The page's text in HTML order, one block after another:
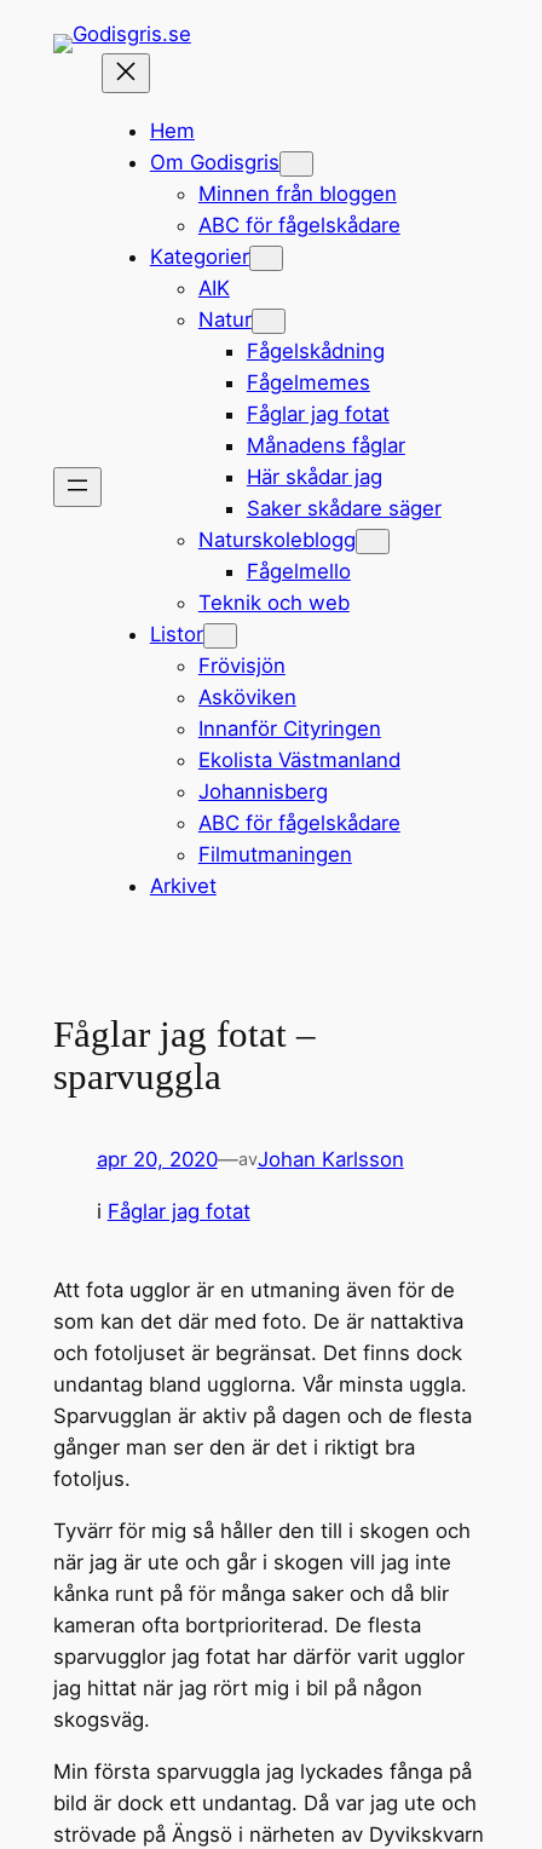
Hem
Om Godisgris
Minnen från bloggen
ABC för fågelskådare
Kategorier
AIK
Natur
Fågelskådning
Fågelmemes
Fåglar jag fotat
Månadens fåglar
Här skådar jag
Saker skådare säger
Naturskoleblogg
Fågelmello
Teknik och web
Listor
Frövisjön
Asköviken
Innanför Cityringen
Ekolista Västmanland
Johannisberg
ABC för fågelskådare
Filmutmaningen
Arkivet
Fåglar jag fotat –
sparvuggla
apr 20, 2020—avJohan Karlsson
i Fåglar jag fotat
Att fota ugglor är en utmaning även för de
som kan det där med foto. De är nattaktiva
och fotoljuset är begränsat. Det finns dock
undantag bland ugglorna. Vår minsta uggla.
Sparvugglan är aktiv på dagen och de flesta
gånger man ser den är det i riktigt bra
fotoljus.
Tyvärr för mig så håller den till i skogen och
när jag är ute och går i skogen vill jag inte
kånka runt på för många saker och då blir
kameran ofta bortprioriterad. De flesta
sparvugglor jag fotat har därför varit ugglor
jag hittat när jag rört mig i bil på någon
skogsväg.
Min första sparvuggla jag lyckades fånga på
bild är dock ett undantag. Då var jag ute och
strövade på Ängsö i närheten av Dyvikskvarn